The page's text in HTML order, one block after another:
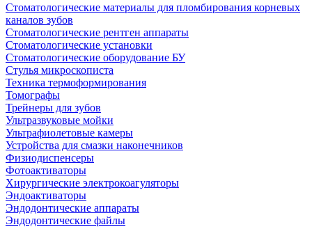
Стоматологические материалы для пломбирования корневых
каналов зубов
Стоматологические рентген аппараты
Стоматологические установки
Стоматологические оборудование БУ
Стулья микроскописта
Техника термоформирования
Томографы
Трейнеры для зубов
Ультразвуковые мойки
Ультрафиолетовые камеры
Устройства для смазки наконечников
Физиодиспенсеры
Фотоактиваторы
Хирургические электрокоагуляторы
Эндоактиваторы
Эндодонтические аппараты
Эндодонтические файлы